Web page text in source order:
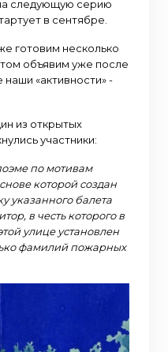
следующую серию
в сентябре.
готовим несколько
объявим уже после
наши «активности» -
из открытых
участники:
по мотивам
которой создан
указанного балета
в честь которого в
улице установлен
фамилий пожарных